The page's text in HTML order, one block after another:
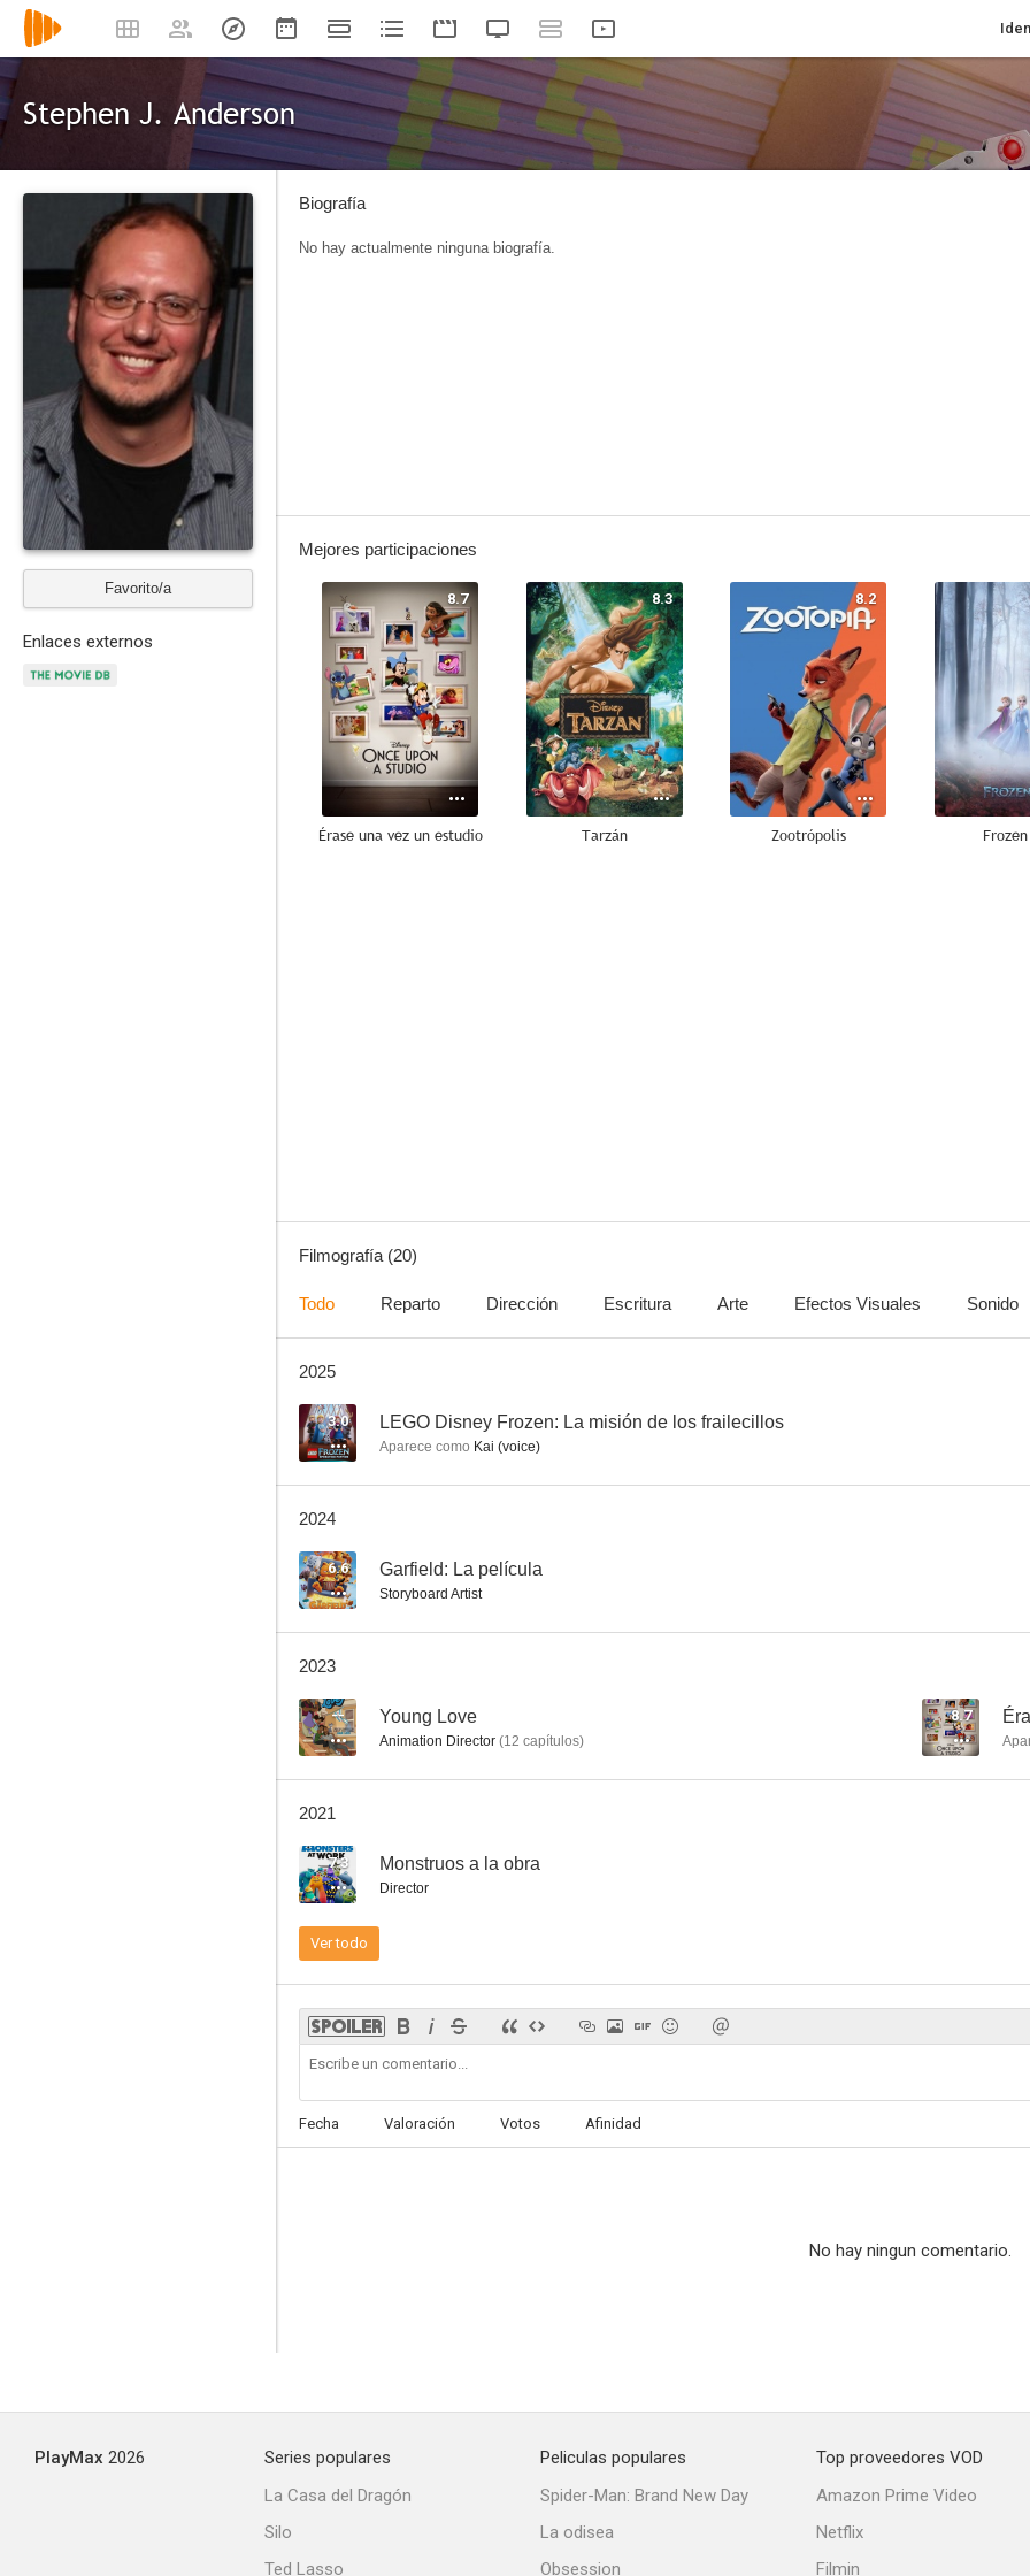
Stephen J. Anderson
Favorito/a
Enlaces externos
Biografía
No hay actualmente ninguna biografía.
Mejores participaciones
8.7
Érase una vez un estudio
8.3
Tarzán
8.2
Zootrópolis
-- --
Filmografía (20)
Todo Reparto Dirección Escritura Arte Efectos Visuales Sonido
2025
3.0 LEGO Disney Frozen: La misión de los frailecillos
Aparece como Kai (voice)
2024
6.6 Garfield: La película
Storyboard Artist
2023
-- Young Love
Animation Director (12 capítulos)
8.7
2021
7.3 Monstruos a la obra
Director
Ver todo
Fecha Valoración Votos Afinidad
No hay ningun comentario.
PlayMax 2026
Series populares
La Casa del Dragón
Silo
Ted Lasso
Peliculas populares
Spider-Man: Brand New Day
La odisea
Obsession
Top proveedores VOD
Amazon Prime Video
Netflix
Filmin